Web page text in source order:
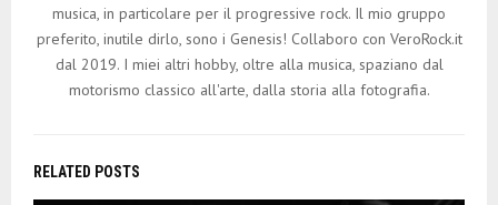
musica, in particolare per il progressive rock. Il mio gruppo
preferito, inutile dirlo, sono i Genesis! Collaboro con VeroRock.it
dal 2019. I miei altri hobby, oltre alla musica, spaziano dal
motorismo classico all'arte, dalla storia alla fotografia.
RELATED POSTS